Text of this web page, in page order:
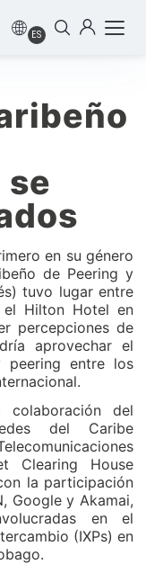
ES
en su género
de Peering y
tuvo lugar entre
Hilton Hotel en
percepciones de
aprovechar el
peering entre los
colaboración del
del Caribe
Clearing House
la participación
Google y Akamai,
en el
(IXPs) en